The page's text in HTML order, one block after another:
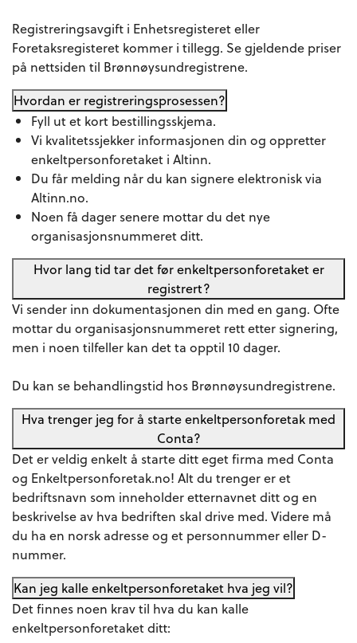
Registreringsavgift i Enhetsregistereteller
Foretaksregisteret kommer i tillegg. Se gjeldende priser
på nettsiden til Brønnøysundregistrene.
Hvordan er registreringsprosessen?
Fyll ut et kort bestillingsskjema.
Vi kvalitetssjekker informasjonen din og oppretter
enkeltpersonforetaket i Altinn.
Du får melding når du kan signere elektronisk via
Altinn.no.
Noen få dager senere mottar du det nye
organisasjonsnummeret ditt.
Hvor lang tid tar det før enkeltpersonforetaket er
registrert?
Vi sender inn dokumentasjonen din med en gang. Ofte
mottar du organisasjonsnummeret rett etter signering,
men i noen tilfeller kan det ta opptil 10 dager.
Du kan se behandlingstid hos Brønnøysundregistrene.
Hva trenger jeg for å starte enkeltpersonforetak med
Conta?
Det er veldig enkelt å starte ditt eget firma med Conta
og Enkeltpersonforetak.no! Alt du trenger er et
bedriftsnavn som inneholder etternavnet ditt og en
beskrivelse av hva bedriften skal drive med. Videre må
du ha en norsk adresse og et personnummer eller D-
nummer.
Kan jeg kalle enkeltpersonforetaket hva jeg vil?
Det finnes noen krav til hva du kan kalle
enkeltpersonforetaket ditt: